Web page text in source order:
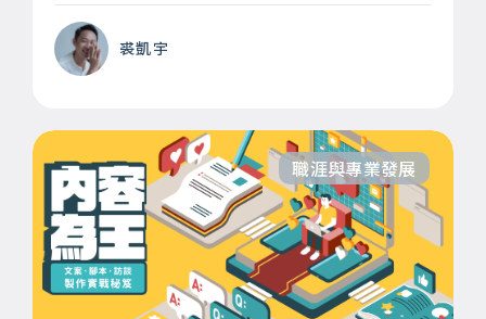
裘凱宇
職涯與專業發展